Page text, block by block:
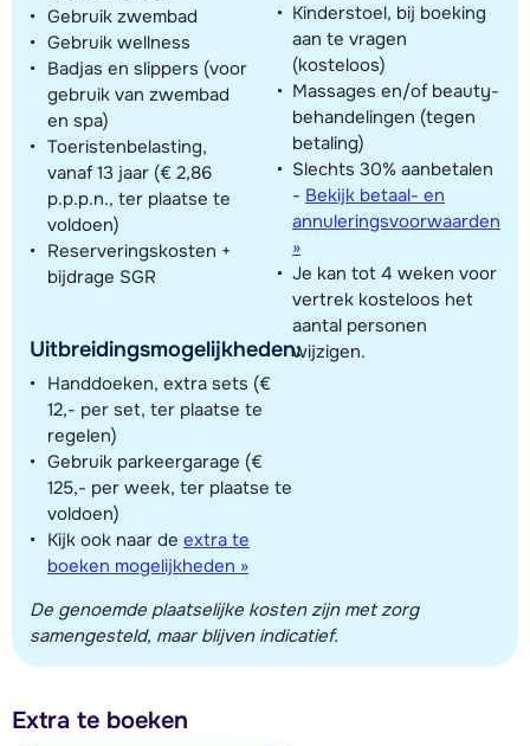
Gebruik zwembad
Gebruik wellness
Badjas en slippers (voor
gebruik van zwembad
en spa)
Toeristenbelasting,
vanaf 13 jaar (€ 2,86
p.p.p.n., ter plaatse te
voldoen)
Reserveringskosten +
bijdrage SGR
Uitbreidingsmogelijkheden:
Handdoeken, extra sets (€
12,- per set, ter plaatse te
regelen)
Gebruik parkeergarage (€
125,- per week, ter plaatse te
voldoen)
Kijk ook naar de extra te
boeken mogelijkheden »
Kinderstoel, bij boeking
aan te vragen
(kosteloos)
Massages en/of beauty-
behandelingen (tegen
betaling)
Slechts 30% aanbetalen
- Bekijk betaal- en
annuleringsvoorwaarden
»
Je kan tot 4 weken voor
vertrek kosteloos het
aantal personen
wijzigen.
De genoemde plaatselijke kosten zijn met zorg
samengesteld, maar blijven indicatief.
Extra te boeken